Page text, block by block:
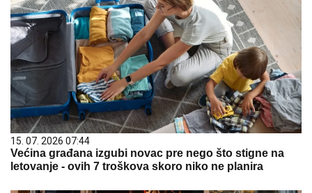
15. 07. 2026 07:44
Većina građana izgubi novac pre nego što stigne na
letovanje - ovih 7 troškova skoro niko ne planira